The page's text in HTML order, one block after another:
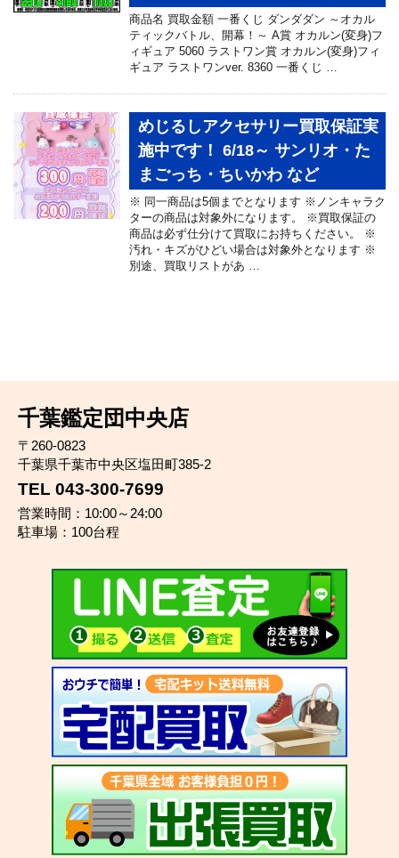
商品名 買取金額 一番くじ ダンダダン ～オカル
ティックバトル、開幕！～ A賞 オカルン(変身)フ
ィギュア 5060 ラストワン賞 オカルン(変身)フィ
ギュア ラストワンver. 8360 一番くじ …
めじるしアクセサリー買取保証実
施中です！ 6/18～ サンリオ・た
まごっち・ちいかわ など
※ 同一商品は5個までとなります ※ノンキャラク
ターの商品は対象外になります。 ※買取保証の
商品は必ず仕分けて買取にお持ちください。 ※
汚れ・キズがひどい場合は対象外となります ※
別途、買取リストがあ …
千葉鑑定団中央店
〒260-0823
千葉県千葉市中央区塩田町385-2
TEL 043-300-7699
営業時間：10:00～24:00
駐車場：100台程